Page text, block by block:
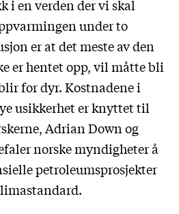
i en verden der vi skal
under to
er at det meste av den
er hentet opp, vil måtte bli
for dyr. Kostnadene i
usikkerhet er knyttet til
Adrian Down og
norske myndigheter å
petroleumsprosjekter